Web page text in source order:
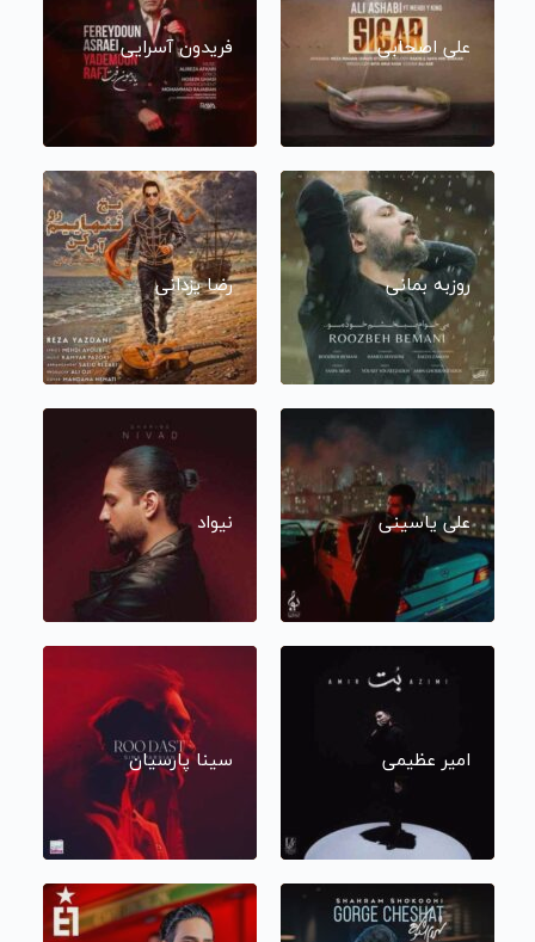
علی اصحابی فریدون آسرایی
روزبه بمانی رضا یزدانی
علی یاسینی نیواد
امیر عظیمی سینا پارسیان